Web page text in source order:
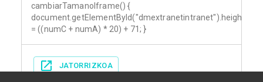
cambiarTamanoIframe() {
document.getElementById("dmextranetintranet").height
= ((numC + numA) * 20) + 71; }
JATORRIZKOA